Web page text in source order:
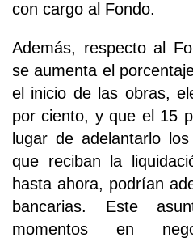
con cargo al Fondo.
Además, respecto al
se aumenta el
el inicio de las obras,
por ciento, y que el 15
lugar de adelantarlo
que reciban la
hasta ahora, podrían
bancarias. Este
momentos en